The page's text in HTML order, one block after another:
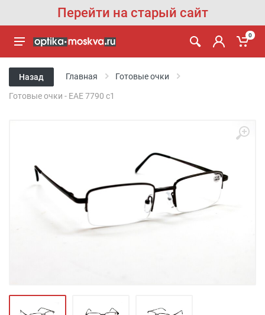
Перейти на старый сайт
0
Назад Главная Готовые очки
Готовые очки - EAE 7790 с1